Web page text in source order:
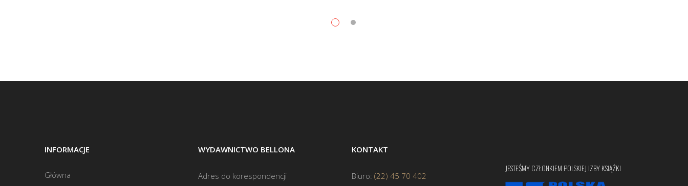
INFORMACJE
Główna
WYDAWNICTWO BELLONA
Adres do korespondencji
KONTAKT
Biuro: (22) 45 70 402
JESTEŚMY CZŁONKIEM POLSKIEJ IZBY KSIĄŻKI